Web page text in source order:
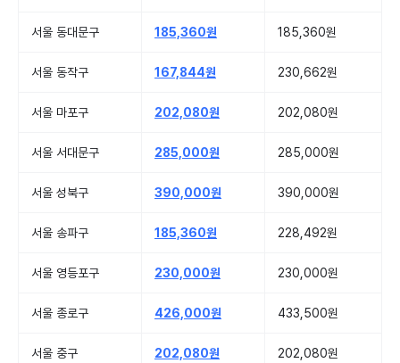
서울 동대문구 185,360원 185,360원
서울 동작구 167,844원 230,662원
서울 마포구 202,080원 202,080원
서울 서대문구 285,000원 285,000원
서울 성북구 390,000원 390,000원
서울 송파구 185,360원 228,492원
서울 영등포구 230,000원 230,000원
서울 종로구 426,000원 433,500원
서울 중구 202,080원 202,080원